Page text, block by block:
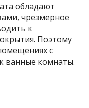
обладают
чрезмерное
к
Поэтому
с
ванные комнаты.